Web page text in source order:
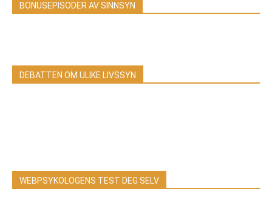
BONUSEPISODER AV SINNSYN
DEBATTEN OM ULIKE LIVSSYN
WEBPSYKOLOGENS TEST DEG SELV